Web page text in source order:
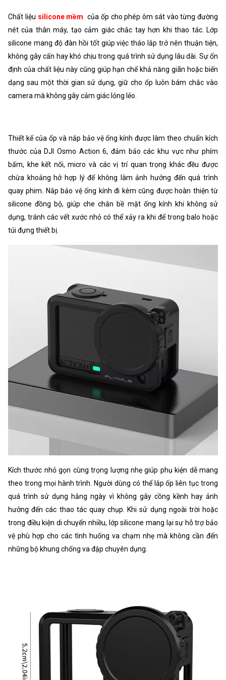
Chất liệu silicone mềm của ốp cho phép ôm sát vào từng đường
nét của thân máy, tạo cảm giác chắc tay hơn khi thao tác. Lớp
silicone mang độ đàn hồi tốt giúp việc tháo lắp trở nên thuận tiện,
không gây cấn hay khó chịu trong quá trình sử dụng lâu dài. Sự ổn
định của chất liệu này cũng giúp hạn chế khả năng giãn hoặc biến
dạng sau một thời gian sử dụng, giữ cho ốp luôn bám chắc vào
camera mà không gây cảm giác lỏng lẻo.
Thiết kế của ốp và nắp bảo vệ ống kính được làm theo chuẩn kích
thước của DJI Osmo Action 6, đảm bảo các khu vực như phím
bấm, khe kết nối, micro và các vị trí quan trọng khác đều được
chừa khoảng hở hợp lý để không làm ảnh hưởng đến quá trình
quay phim. Nắp bảo vệ ống kính đi kèm cũng được hoàn thiện từ
silicone đồng bộ, giúp che chắn bề mặt ống kính khi không sử
dụng, tránh các vết xước nhỏ có thể xảy ra khi để trong balo hoặc
túi đựng thiết bị.
Kích thước nhỏ gọn cùng trọng lượng nhẹ giúp phụ kiện dễ mang
theo trong mọi hành trình. Người dùng có thể lắp ốp liên tục trong
quá trình sử dụng hằng ngày vì không gây cồng kềnh hay ảnh
hưởng đến các thao tác quay chụp. Khi sử dụng ngoài trời hoặc
trong điều kiện di chuyển nhiều, lớp silicone mang lại sự hỗ trợ bảo
vệ phù hợp cho các tình huống va chạm nhẹ mà không cần đến
những bộ khung chống va đập chuyên dụng.